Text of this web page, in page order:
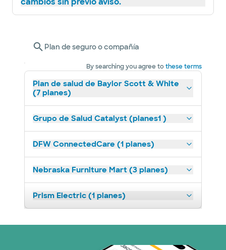
Plan de seguro o compañía
By searching you agree tothese terms
Plan de salud de Baylor Scott & White
(7 planes)
Grupo de Salud Catalyst (planes1 )
DFW ConnectedCare (1 planes)
Nebraska Furniture Mart (3 planes)
Prism Electric (1 planes)